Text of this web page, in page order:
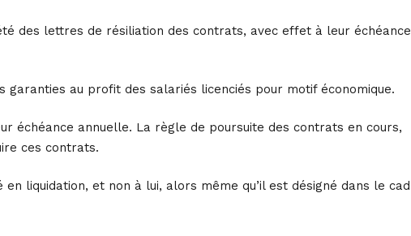
des lettres de résiliation des contrats, avec effet à leur échéance
au profit des salariés licenciés pour motif économique.
échéance annuelle. La règle de poursuite des contrats en cours,
ces contrats.
liquidation, et non à lui, alors même qu’il est désigné dans le